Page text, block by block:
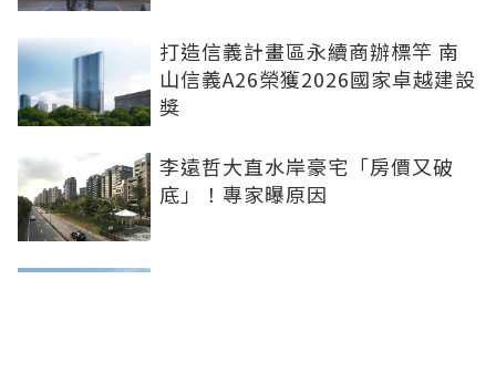
打造信義計畫區永續商辦標竿 南
山信義A26榮獲2026國家卓越建設
獎
李遠哲大直水岸豪宅「房價又破
底」！專家曝原因